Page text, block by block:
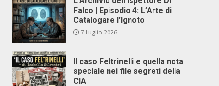
Falco | Episodio 4: L’Arte di
Catalogare l’Ignoto
7 Luglio 2026
Il caso Feltrinelli e quella nota
speciale nei file segreti della
CIA